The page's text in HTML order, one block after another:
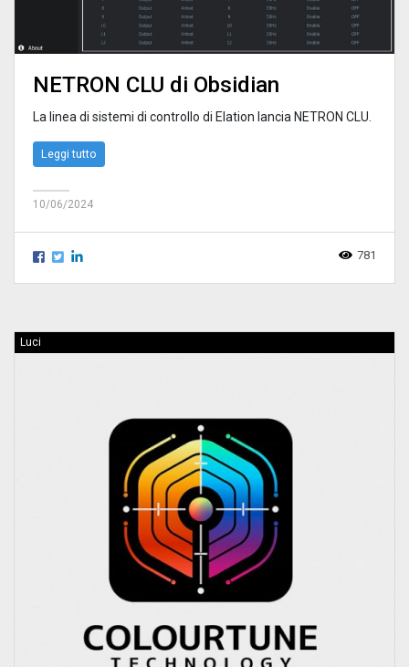
NETRON CLU di Obsidian
La linea di sistemi di controllo di Elation lancia NETRON CLU.
Leggi tutto
10/06/2024
781
Luci